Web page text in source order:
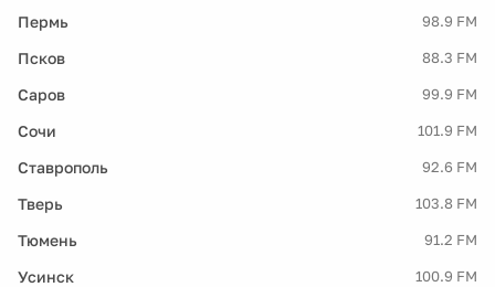
Пермь 98.9 FM
Псков 88.3 FM
Саров 99.9 FM
Сочи 101.9 FM
Ставрополь 92.6 FM
Тверь 103.8 FM
Тюмень 91.2 FM
Усинск 100.9 FM